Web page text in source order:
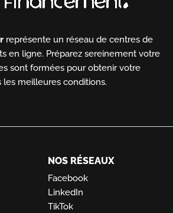
représente un réseau de centres de
en ligne. Préparez sereinement votre
sont formées pour obtenir votre
meilleures conditions.
NOS RÉSEAUX
Facebook
LinkedIn
TikTok